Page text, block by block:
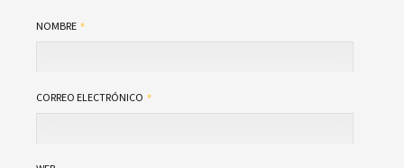
NOMBRE
CORREO ELECTRÓNICO